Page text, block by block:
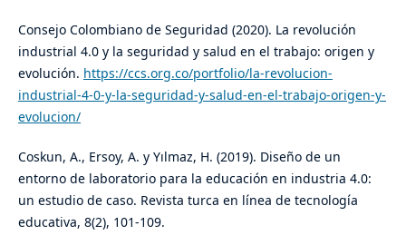
Consejo Colombiano de Seguridad (2020). La revolución
industrial 4.0 y la seguridad y salud en el trabajo: origen y
evolución. https://ccs.org.co/portfolio/la-revolucion-
industrial-4-0-y-la-seguridad-y-salud-en-el-trabajo-origen-y-
evolucion/
Coskun, A., Ersoy, A. y Yılmaz, H. (2019). Diseño de un
entorno de laboratorio para la educación en industria 4.0:
un estudio de caso. Revista turca en línea de tecnología
educativa, 8(2), 101-109.